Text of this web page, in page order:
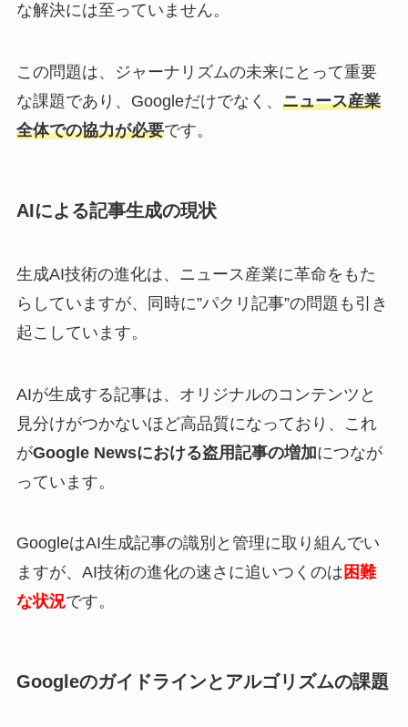
な解決には至っていません。
この問題は、ジャーナリズムの未来にとって重要
な課題であり、Googleだけでなく、 ニュース産業
全体での協力が必要です。
AIによる記事生成の現状
生成AI技術の進化は、ニュース産業に革命をもた
らしていますが、同時に”パクリ記事”の問題も引き
起こしています。
AIが生成する記事は、オリジナルのコンテンツと
見分けがつかないほど高品質になっており、これ
がGoogle Newsにおける盗用記事の増加につなが
っています。
GoogleはAI生成記事の識別と管理に取り組んでい
ますが、AI技術の進化の速さに追いつくのは 困難
な状況です。
Googleのガイドラインとアルゴリズムの課題